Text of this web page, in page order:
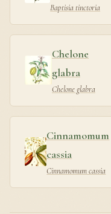
Baptisia tinctoria
Chelone
glabra
Chelone glabra
Cinnamomum
cassia
Cinnamomum cassia